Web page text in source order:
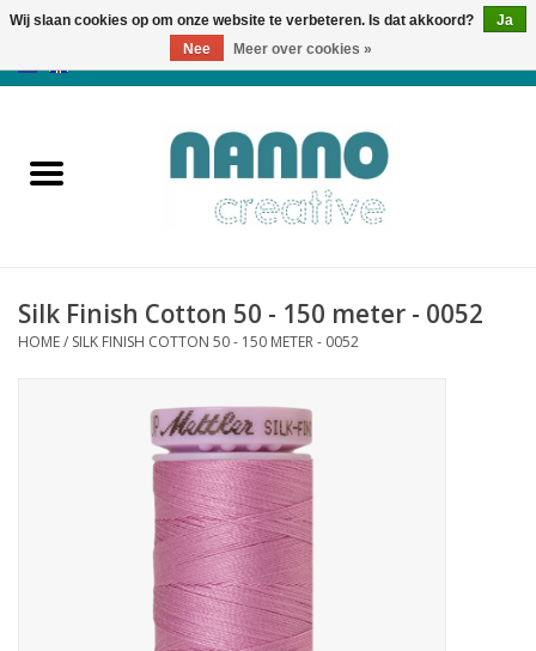
Producten
Nieuws
Silk Finish Cotton 50 - 150 meter - 0052
HOME/ SILK FINISH COTTON 50 - 150 METER - 0052
Wij slaan cookies op om onze website te verbeteren. Is dat akkoord?
Ja
Nee
Meer over cookies »